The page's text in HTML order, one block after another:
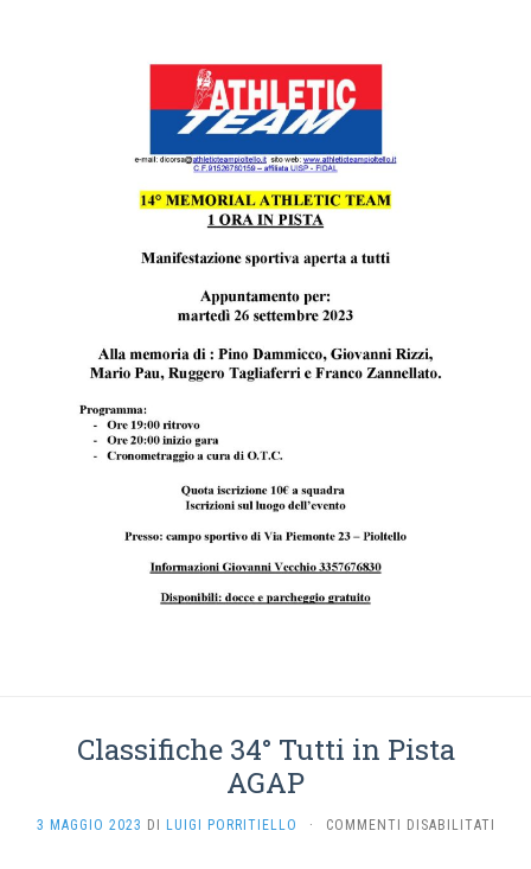
TEAM
Classifiche 34° Tutti in Pista
AGAP
3 MAGGIO 2023 DI LUIGI PORRITIELLO · COMMENTI DISABILITATI